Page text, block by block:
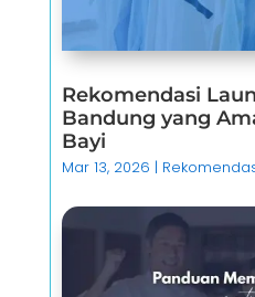
Rekomendasi
Bandung yang
Bayi
Mar 13, 2026 |